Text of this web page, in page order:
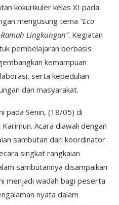
kokurikuler kelas XI pada
mengusung tema “Eco
Lingkungan”. Kegiatan
pembelajaran berbasis
kemampuan
serta kepedulian
dan masyarakat.
pada Senin, (18/05) di
Acara diawali dengan
sambutan dari koordinator
singkat rangkaian
sambutannya disampaikan
menjadi wadah bagi peserta
nyata dalam